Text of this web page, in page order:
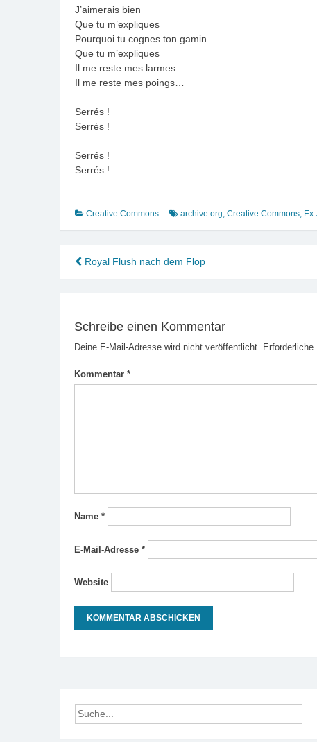
J’aimerais bien
Que tu m’expliques
Pourquoi tu cognes ton gamin
Que tu m’expliques
Il me reste mes larmes
Il me reste mes poings…
Serrés !
Serrés !
Serrés !
Serrés !
Creative Commons archive.org, Creative Commons,
Beitragsnavigation
Royal Flush nach dem Flop
Schreibe einen Kommentar
Deine E-Mail-Adresse wird nicht veröffentlicht.
Kommentar *
Name *
E-Mail-Adresse *
Website